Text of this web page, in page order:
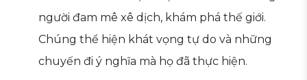
người đam mê xê dịch, khám phá thế giới.
Chúng thể hiện khát vọng tự do và những
chuyến đi ý nghĩa mà họ đã thực hiện.